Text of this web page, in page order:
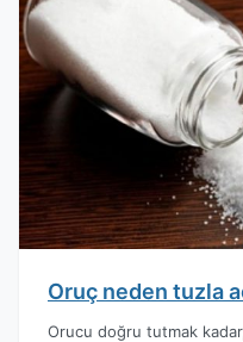
Oruç neden tuzla
Orucu doğru tutmak